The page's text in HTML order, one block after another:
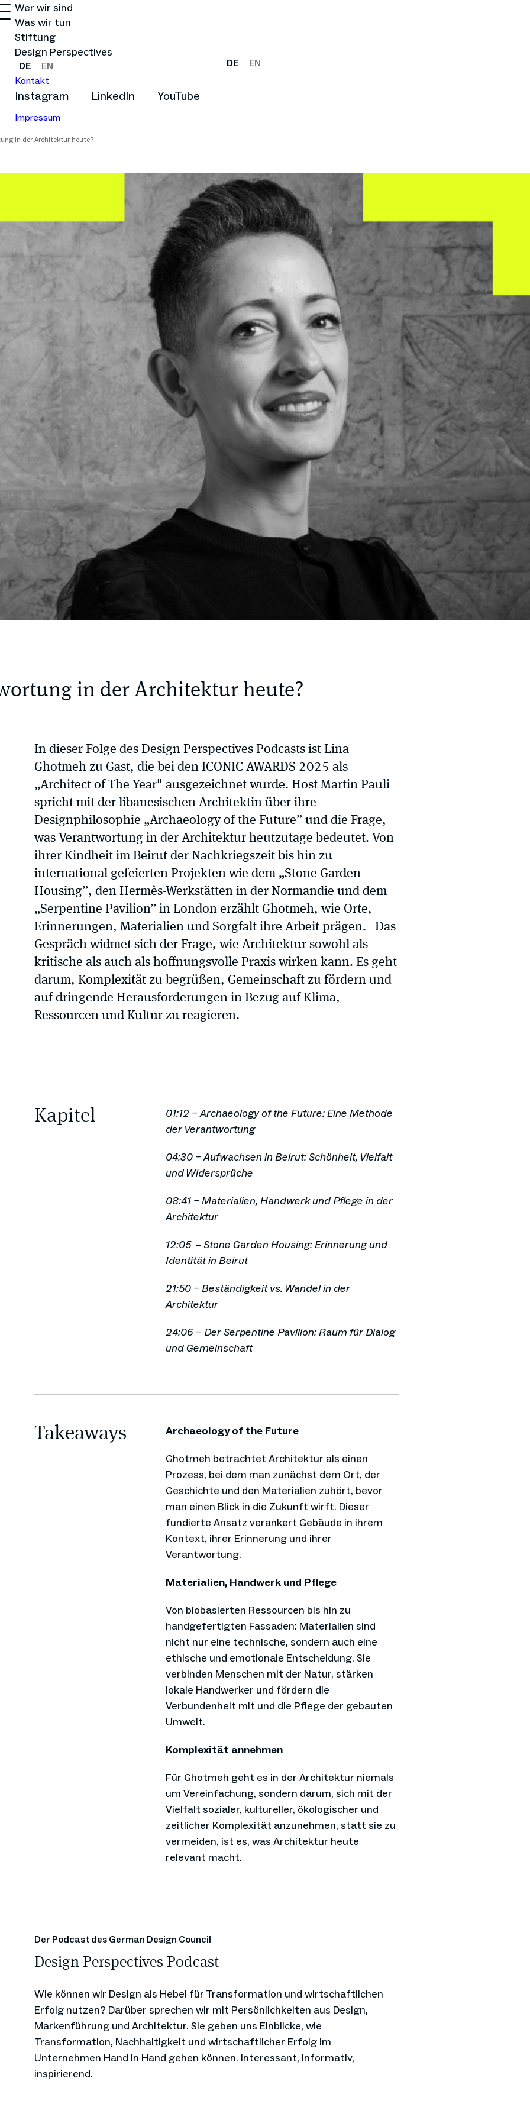
Wer wir sind
Was wir tun
Stiftung
Design Perspectives
DE
EN
Kontakt
Instagram LinkedIn YouTube
Impressum
DE EN
in der Architektur heute?
in der Architektur heute?
In dieser Folge des Design Perspectives Podcasts ist Lina
Ghotmeh zu Gast, die bei den ICONIC AWARDS 2025 als
„Architect of The Year" ausgezeichnet wurde. Host Martin Pauli
spricht mit der libanesischen Architektin über ihre
Designphilosophie „Archaeology of the Future” und die Frage,
was Verantwortung in der Architektur heutzutage bedeutet. Von
ihrer Kindheit im Beirut der Nachkriegszeit bis hin zu
international gefeierten Projekten wie dem „Stone Garden
Housing”, den Hermès-Werkstätten in der Normandie und dem
„Serpentine Pavilion” in London erzählt Ghotmeh, wie Orte,
Erinnerungen, Materialien und Sorgfalt ihre Arbeit prägen. Das
Gespräch widmet sich der Frage, wie Architektur sowohl als
kritische als auch als hoffnungsvolle Praxis wirken kann. Es geht
darum, Komplexität zu begrüßen, Gemeinschaft zu fördern und
auf dringende Herausforderungen in Bezug auf Klima,
Ressourcen und Kultur zu reagieren.
Kapitel
01:12 – Archaeology of the Future: Eine Methode
der Verantwortung
04:30 – Aufwachsen in Beirut: Schönheit, Vielfalt
und Widersprüche
08:41 – Materialien, Handwerk und Pflege in der
Architektur
12:05 – Stone Garden Housing: Erinnerung und
Identität in Beirut
21:50 – Beständigkeit vs. Wandel in der
Architektur
24:06 – Der Serpentine Pavilion: Raum für Dialog
und Gemeinschaft
Takeaways Archaeology of the Future
Ghotmeh betrachtet Architektur als einen
Prozess, bei dem man zunächst dem Ort, der
Geschichte und den Materialien zuhört, bevor
man einen Blick in die Zukunft wirft. Dieser
fundierte Ansatz verankert Gebäude in ihrem
Kontext, ihrer Erinnerung und ihrer
Verantwortung.
Materialien, Handwerk und Pflege
Von biobasierten Ressourcen bis hin zu
handgefertigten Fassaden: Materialien sind
nicht nur eine technische, sondern auch eine
ethische und emotionale Entscheidung. Sie
verbinden Menschen mit der Natur, stärken
lokale Handwerker und fördern die
Verbundenheit mit und die Pflege der gebauten
Umwelt.
Komplexität annehmen
Für Ghotmeh geht es in der Architektur niemals
um Vereinfachung, sondern darum, sich mit der
Vielfalt sozialer, kultureller, ökologischer und
zeitlicher Komplexität anzunehmen, statt sie zu
vermeiden, ist es, was Architektur heute
relevant macht.
Der Podcast des German Design Council
Design Perspectives Podcast
Wie können wir Design als Hebel für Transformation und wirtschaftlichen
Erfolg nutzen? Darüber sprechen wir mit Persönlichkeiten aus Design,
Markenführung und Architektur. Sie geben uns Einblicke, wie
Transformation, Nachhaltigkeit und wirtschaftlicher Erfolg im
Unternehmen Hand in Hand gehen können. Interessant, informativ,
inspirierend.